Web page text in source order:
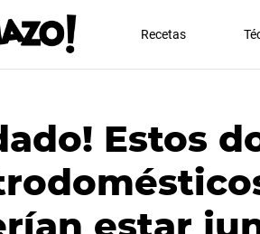
Recetas
Estos
estar